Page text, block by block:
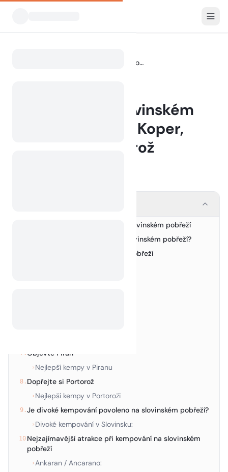
Kempování na slovinském pobřeží: Ankaran, Koper, Izola, Piran, Portorož
Kempování na slovinském
pobřeží: Ankaran, Koper,
Izola, Piran, Portorož
Objevte kouzlo kempování na slovinském pobřeží
Proč si vybrat kempování na slovinském pobřeží?
Nejlepší kempy na slovinském pobřeží
7. Objevte Piran
› Nejlepší kempy v Piranu
8. Dopřejte si Portorož
› Nejlepší kempy v Portoroži
9.Je divoké kempování povoleno na slovinském pobřeží?
› Divoké kempování v Slovinsku:
10.Nejzajímavější atrakce při kempování na slovinském
pobřeží
›Ankaran / Ancarano: